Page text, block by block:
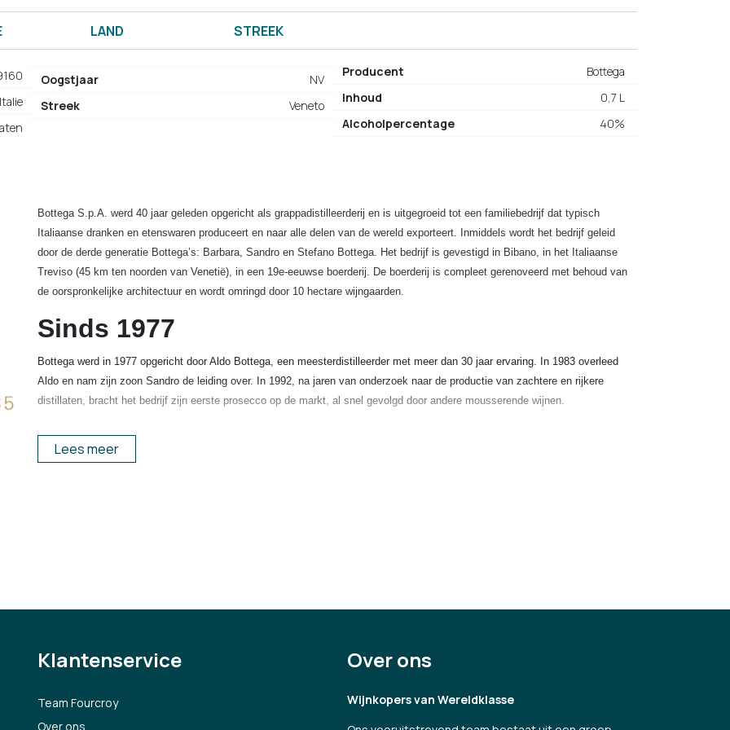
LAND STREEK
Italie
Oogstjaar
NV
Streek
Veneto
Producent
Bottega
Inhoud
0,7 L
Alcoholpercentage
40%
Bottega S.p.A. werd 40 jaar geleden opgericht als grappadistilleerderij en is uitgegroeid tot een familiebedrijf dat typisch
Italiaanse dranken en etenswaren produceert en naar alle delen van de wereld exporteert. Inmiddels wordt het bedrijf geleid
door de derde generatie Bottega’s: Barbara, Sandro en Stefano Bottega. Het bedrijf is gevestigd in Bibano, in het Italiaanse
Treviso (45 km ten noorden van Venetië), in een 19e-eeuwse boerderij. De boerderij is compleet gerenoveerd met behoud van
de oorspronkelijke architectuur en wordt omringd door 10 hectare wijngaarden.
Sinds 1977
Bottega werd in 1977 opgericht door Aldo Bottega, een meesterdistilleerder met meer dan 30 jaar ervaring. In 1983 overleed
Aldo en nam zijn zoon Sandro de leiding over. In 1992, na jaren van onderzoek naar de productie van zachtere en rijkere
distillaten, bracht het bedrijf zijn eerste prosecco op de markt, al snel gevolgd door andere mousserende wijnen.
De onderneming heeft verschillende merken onder haar hoede, waaronder Alexander, Bottega en Cellini. Bottega produceert en
Lees meer
Klantenservice
Team Fourcroy
Over ons
Over ons
Wijnkopers van Wereldklasse